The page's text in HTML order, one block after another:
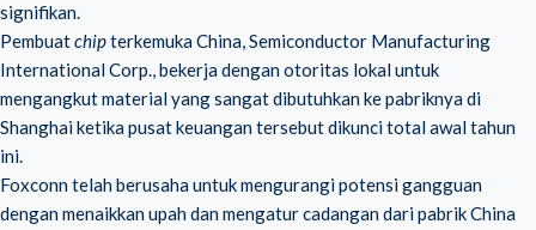
signifikan.
Pembuatchipterkemuka China, Semiconductor Manufacturing
International Corp., bekerja dengan otoritas lokal untuk
mengangkut material yang sangat dibutuhkan ke pabriknya di
Shanghai ketika pusat keuangan tersebut dikunci total awal tahun
ini.
Foxconn telah berusaha untuk mengurangi potensi gangguan
dengan menaikkan upah dan mengatur cadangan dari pabrik China